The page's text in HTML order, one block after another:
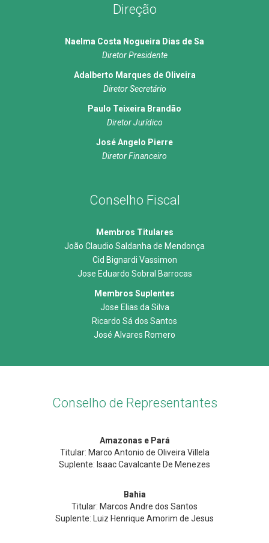
Direção
Naelma Costa Nogueira Dias de Sa
Diretor Presidente
Adalberto Marques de Oliveira
Diretor Secretário
Paulo Teixeira Brandão
Diretor Jurídico
José Angelo Pierre
Diretor Financeiro
Conselho Fiscal
Membros Titulares
João Claudio Saldanha de Mendonça
Cid Bignardi Vassimon
Jose Eduardo Sobral Barrocas
Membros Suplentes
Jose Elias da Silva
Ricardo Sá dos Santos
José Alvares Romero
Conselho de Representantes
Amazonas e Pará
Titular: Marco Antonio de Oliveira Villela
Suplente: Isaac Cavalcante De Menezes
Bahia
Titular: Marcos Andre dos Santos
Suplente: Luiz Henrique Amorim de Jesus